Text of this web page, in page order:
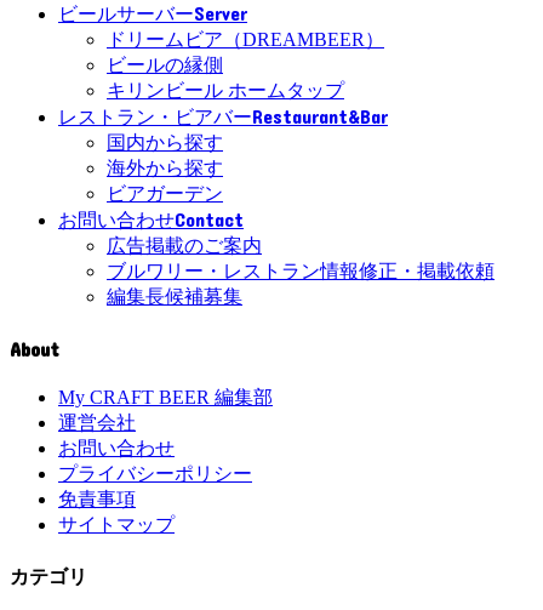
ビールサーバーServer
ドリームビア（DREAMBEER）
ビールの縁側
キリンビール ホームタップ
レストラン・ビアバーRestaurant&Bar
国内から探す
海外から探す
ビアガーデン
お問い合わせContact
広告掲載のご案内
ブルワリー・レストラン情報修正・掲載依頼
編集長候補募集
About
My CRAFT BEER 編集部
運営会社
お問い合わせ
プライバシーポリシー
免責事項
サイトマップ
カテゴリ